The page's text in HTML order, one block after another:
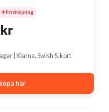
Prishöjning
kr
| Klarna, Swish & kort
här